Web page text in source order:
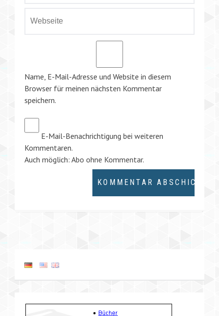
Name, E-Mail-Adresse und Website in diesem
Browser für meinen nächsten Kommentar
speichern.
E-Mail-Benachrichtigung bei weiteren
Kommentaren.
Auch möglich: Abo ohne Kommentar.